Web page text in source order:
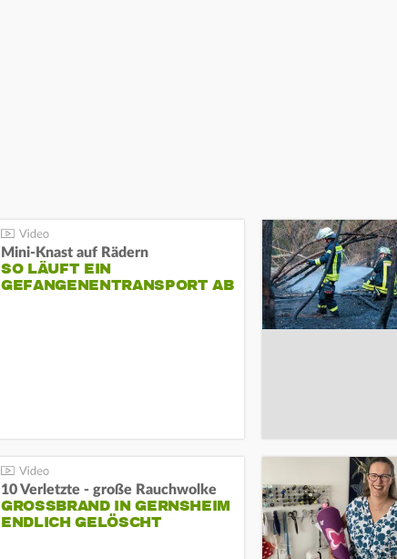
Mini-Knast auf Rädern
SO LÄUFT EIN
GEFANGENENTRANSPORT AB
10 Verletzte - große Rauchwolke
GROSSBRAND IN GERNSHEIM E
NDLICH GELÖSCHT